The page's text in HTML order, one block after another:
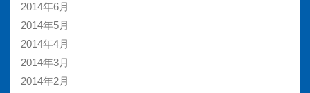
2014年6月
2014年5月
2014年4月
2014年3月
2014年2月